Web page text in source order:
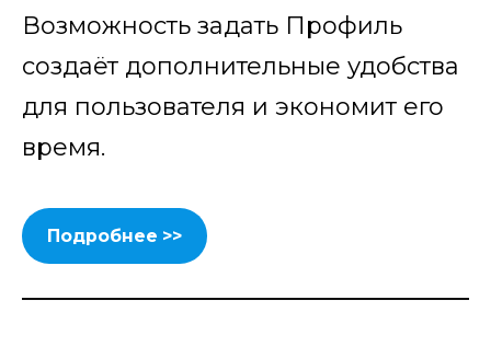
Возможность задать Профиль
создаёт дополнительные удобства
для пользователя и экономит его
время.
Подробнее >>